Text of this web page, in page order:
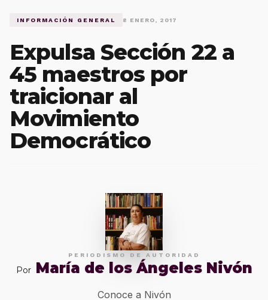
INFORMACIÓN GENERAL 8 ENERO, 2017
Expulsa Sección 22 a
45 maestros por
traicionar al
Movimiento
Democrático
PERIODISMO DE AUTORIDAD
Por María de los Ángeles Nivón
Conoce a Nivón